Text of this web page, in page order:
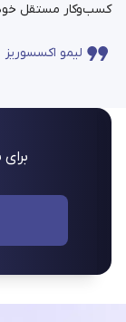
کسب‌وکار مستقل
لیمو اکسسوریز